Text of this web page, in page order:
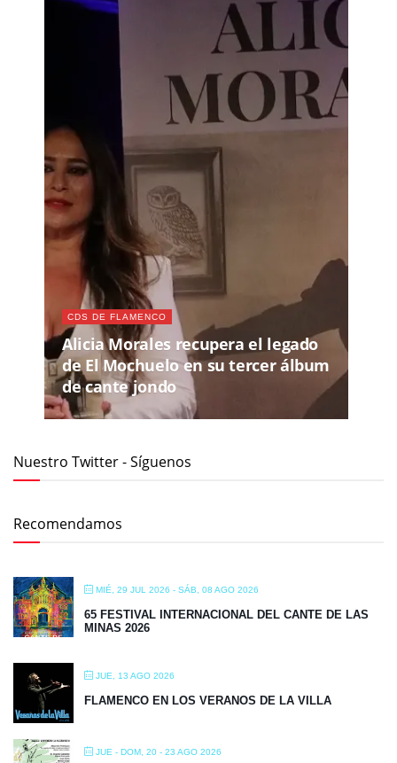
CDS DE FLAMENCO
Alicia Morales recupera el legado
de El Mochuelo en su tercer álbum
de cante jondo
Nuestro Twitter - Síguenos
Recomendamos
MIÉ, 29 JUL 2026 - SÁB, 08 AGO 2026
65 FESTIVAL INTERNACIONAL DEL CANTE DE LAS
MINAS 2026
JUE, 13 AGO 2026
FLAMENCO EN LOS VERANOS DE LA VILLA
JUE - DOM, 20 - 23 AGO 2026